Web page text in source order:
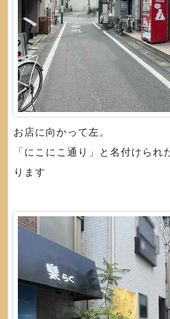
お店に向かって左。
「にこにこ通り」と名付けら
ります